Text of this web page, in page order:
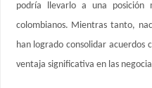
podría llevarlo a una posición
colombianos. Mientras tanto,
han logrado consolidar acuerdos
ventaja significativa en las